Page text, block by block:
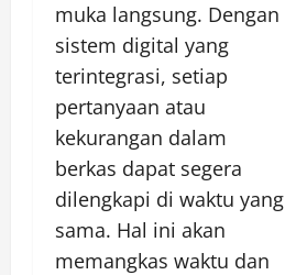
muka langsung. Dengan
sistem digital yang
terintegrasi, setiap
pertanyaan atau
kekurangan dalam
berkas dapat segera
dilengkapi di waktu yang
sama. Hal ini akan
memangkas waktu dan